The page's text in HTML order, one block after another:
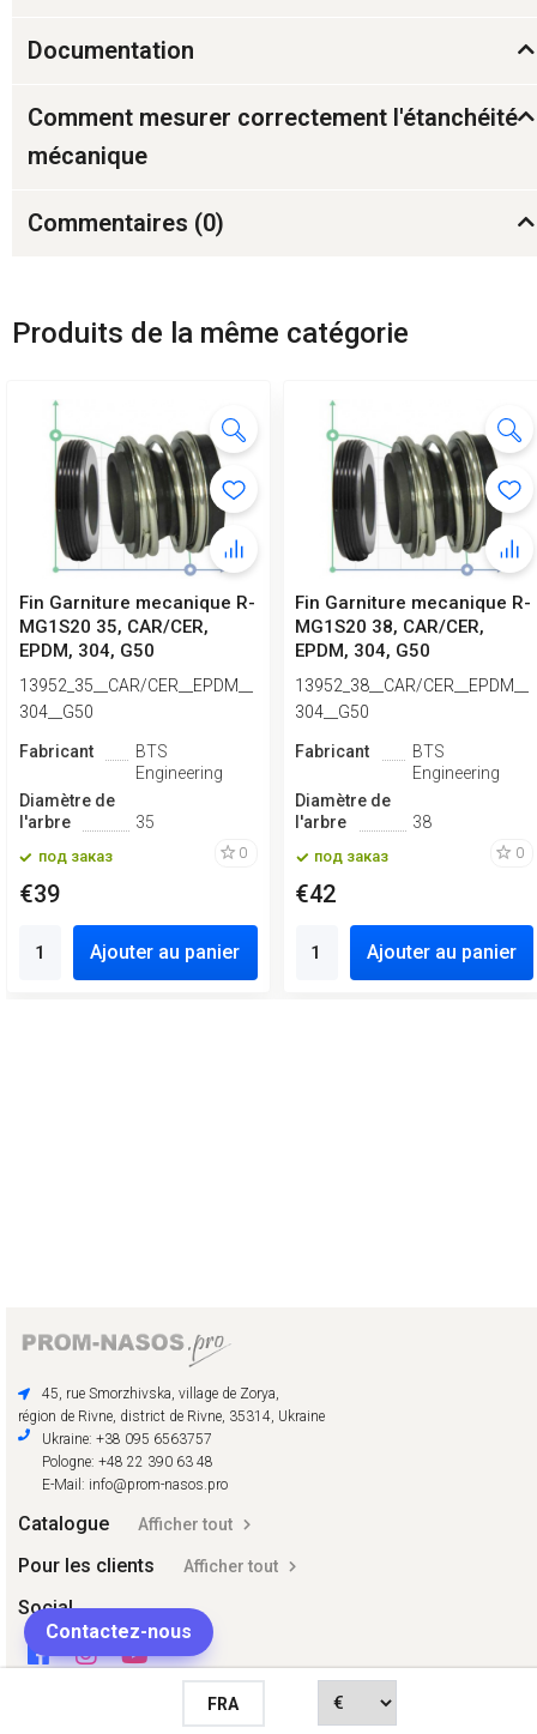
FRA
Documentation
Comment mesurer correctement l'étanchéité
mécanique
Commentaires (0)
Produits de la même catégorie
Fin Garniture mecanique R-
MG1S20 35, CAR/CER,
EPDM, 304, G50
13952_35__CAR/CER__EPDM__
304__G50
Fabricant
BTS
Engineering
Diamètre de
l'arbre
35
под заказ 0
€39
Ajouter au panier
Fin Garniture mecanique R-
MG1S20 38, CAR/CER,
EPDM, 304, G50
13952_38__CAR/CER__EPDM__
304__G50
Fabricant
BTS
Engineering
Diamètre de
l'arbre
38
под заказ 0
€42
Ajouter au panier
45, rue Smorzhivska, village de Zorya,
région de Rivne, district de Rivne, 35314, Ukraine
Ukraine: +38 095 6563757
Pologne: +48 22 390 63 48
E-Mail: info@prom-nasos.pro
Catalogue Afficher tout
Pour les clients Afficher tout
Social
Contactez-nous